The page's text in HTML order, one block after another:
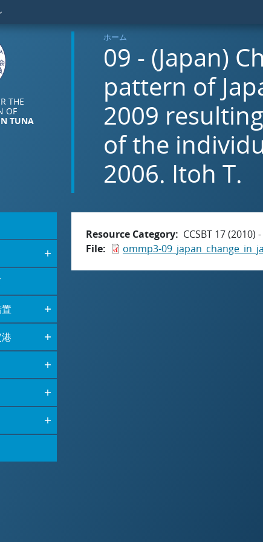
THE
OF
TUNA
ホーム
09 - (Japan)
pattern of
2009
of the
2006. Itoh T.
Resource Category
CCSBT 17 (2010)
File
ommp3-